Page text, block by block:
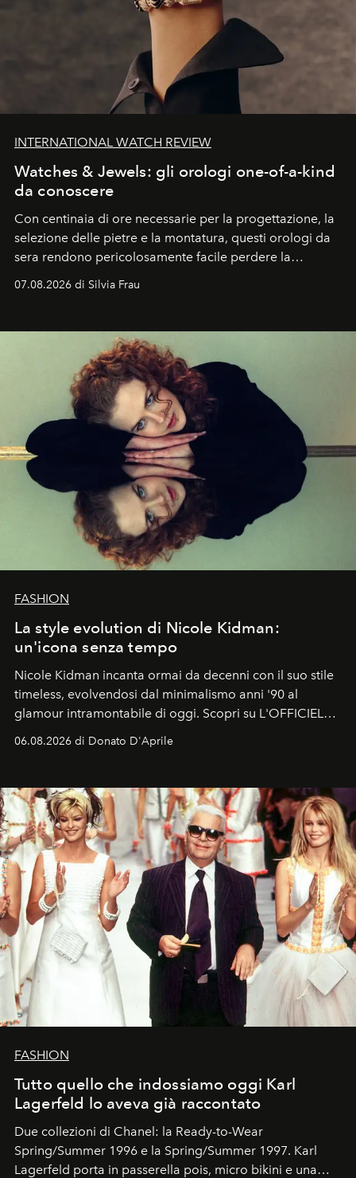
INTERNATIONAL WATCH REVIEW
Watches & Jewels: gli orologi one-of-a-kind
da conoscere
Con centinaia di ore necessarie per la progettazione, la
selezione delle pietre e la montatura, questi orologi da
sera rendono pericolosamente facile perdere la
cognizione del tempo. Ma con quadranti così
07.08.2026 di Silvia Frau
FASHION
La style evolution di Nicole Kidman:
un'icona senza tempo
Nicole Kidman incanta ormai da decenni con il suo stile
timeless, evolvendosi dal minimalismo anni '90 al
glamour intramontabile di oggi. Scopri su L'OFFICIEL
Italia la sua style evolution.
06.08.2026 di Donato D'Aprile
FASHION
Tutto quello che indossiamo oggi Karl
Lagerfeld lo aveva già raccontato
Due collezioni di Chanel: la Ready-to-Wear
Spring/Summer 1996 e la Spring/Summer 1997. Karl
Lagerfeld porta in passerella pois, micro bikini e una